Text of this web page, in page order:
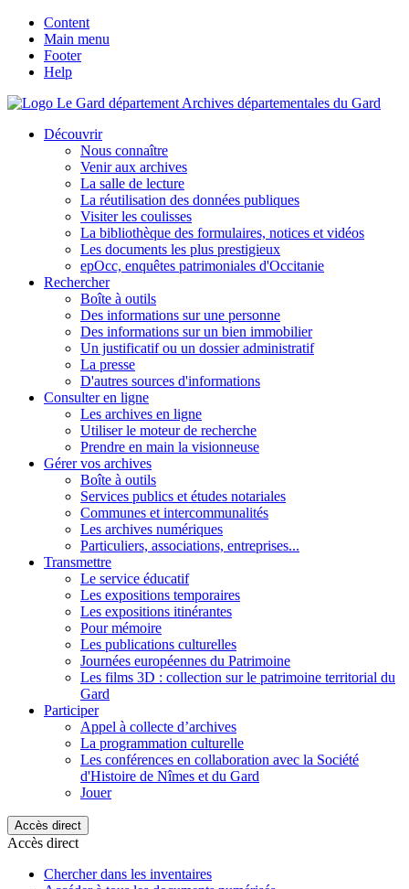
Content
Main menu
Footer
Help
Archives départementales du Gard
Découvrir
Nous connaître
Venir aux archives
La salle de lecture
La réutilisation des données publiques
Visiter les coulisses
La bibliothèque des formulaires, notices et vidéos
Les documents les plus prestigieux
epOcc, enquêtes patrimoniales d'Occitanie
Rechercher
Boîte à outils
Des informations sur une personne
Des informations sur un bien immobilier
Un justificatif ou un dossier administratif
La presse
D'autres sources d'informations
Consulter en ligne
Les archives en ligne
Utiliser le moteur de recherche
Prendre en main la visionneuse
Gérer vos archives
Boîte à outils
Services publics et études notariales
Communes et intercommunalités
Les archives numériques
Particuliers, associations, entreprises...
Transmettre
Le service éducatif
Les expositions temporaires
Les expositions itinérantes
Pour mémoire
Les publications culturelles
Journées européennes du Patrimoine
Les films 3D : collection sur le patrimoine territorial du
Gard
Participer
Appel à collecte d’archives
La programmation culturelle
Les conférences en collaboration avec la Société
d'Histoire de Nîmes et du Gard
Jouer
Accès direct
Accès direct
Chercher dans les inventaires